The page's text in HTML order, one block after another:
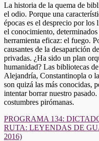
La historia de la quema de
el odio. Porque una
épocas es el desprecio por
el conocimiento,
herramienta eficaz: el fuego.
causantes de la desaparición
privadas. ¿Ha sido un plan
humanidad? Las bibliotecas de
Alejandría, Constantinopla o
son quizá las más conocidas,
intentar borrar nuestro
costumbres pirómanas.
Navegación
de
PROGRAMA 134:
RUTA: LEYENDAS DE
2016)